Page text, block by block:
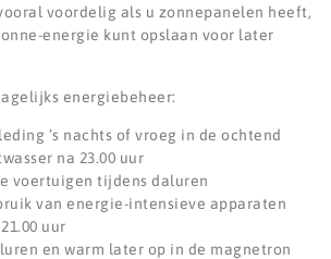
voordelig als u zonnepanelen heeft,
energie kunt opslaan voor later
energiebeheer:
’s nachts of vroeg in de ochtend
na 23.00 uur
voertuigen tijdens daluren
van energie-intensieve apparaten
uur
en warm later op in de magnetron